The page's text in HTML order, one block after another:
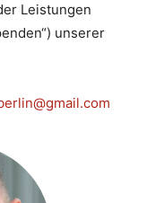
Leistungen
unserer